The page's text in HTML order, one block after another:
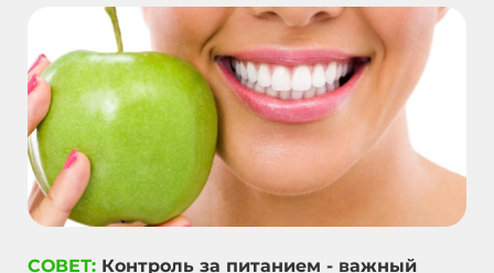
СОВЕТ: Контроль за питанием - важный